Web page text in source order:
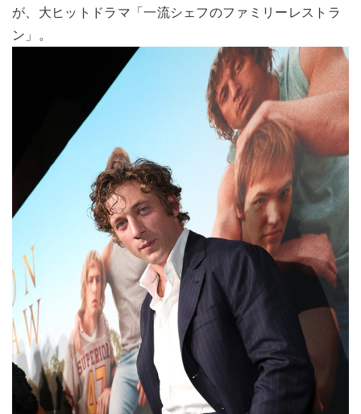
が、大ヒットドラマ「一流シェフのファミリーレストラ
ン」。